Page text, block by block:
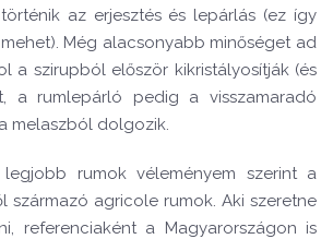
az erjesztés és lepárlás (ez így
Még alacsonyabb minőséget ad
a szirupból először kikristályosítják (és
a rumlepárló pedig a visszamaradó
melaszból dolgozik.
legjobb rumok véleményem szerint a
származó agricole rumok. Aki szeretne
referenciaként a Magyarországon is